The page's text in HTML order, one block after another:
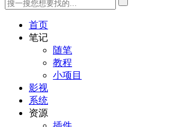
首页
笔记
随笔
教程
小项目
影视
系统
资源